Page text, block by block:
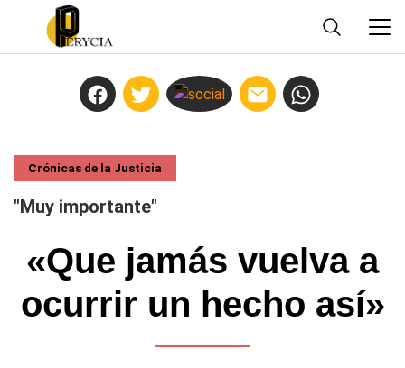
Crónicas de la Justicia
"Muy importante"
«Que jamás vuelva a
ocurrir un hecho así»